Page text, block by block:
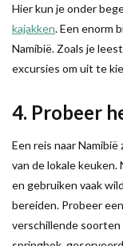
Hier kun je onder
kajakken. Een enorm
Namibië. Zoals je
excursies om uit te
4. Probeer
Een reis naar
van de lokale
en gebruiken vaak
bereiden. Probeer
verschillende soorten